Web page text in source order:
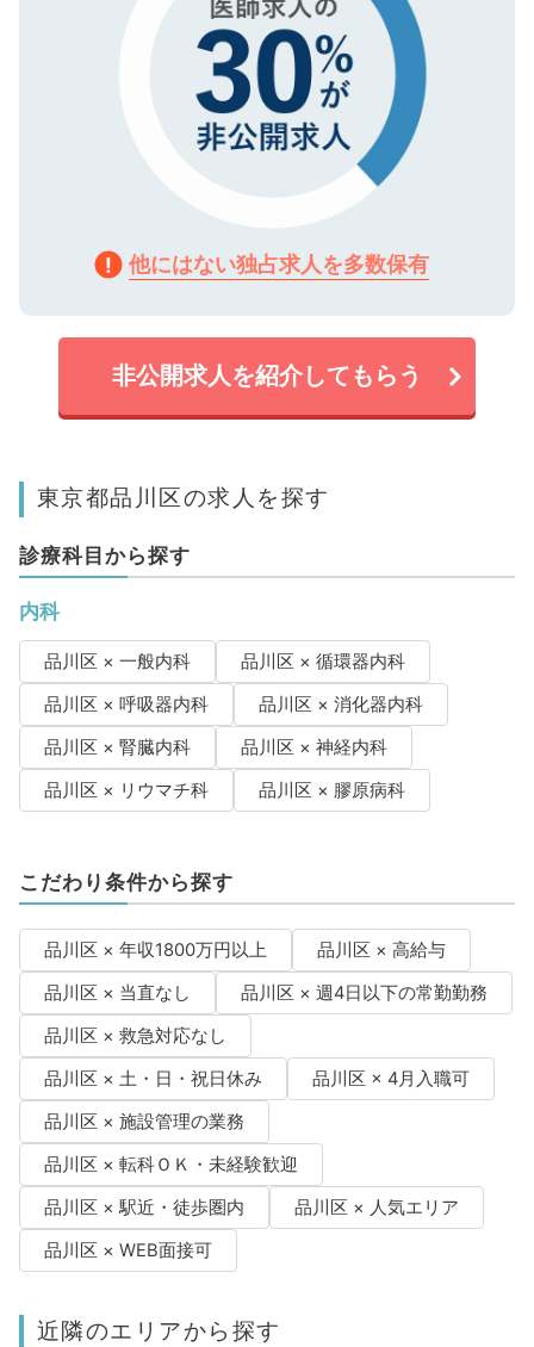
他にはない独占求人を多数保有
非公開求人を紹介してもらう
東京都品川区の求人を探す
診療科目から探す
内科
品川区 × 一般内科
品川区 × 循環器内科
品川区 × 呼吸器内科
品川区 × 消化器内科
品川区 × 腎臓内科
品川区 × 神経内科
品川区 × リウマチ科
品川区 × 膠原病科
こだわり条件から探す
品川区 × 年収1800万円以上
品川区 × 高給与
品川区 × 当直なし
品川区 × 週4日以下の常勤勤務
品川区 × 救急対応なし
品川区 × 土・日・祝日休み
品川区 × 4月入職可
品川区 × 施設管理の業務
品川区 × 転科ＯＫ・未経験歓迎
品川区 × 駅近・徒歩圏内
品川区 × 人気エリア
品川区 × WEB面接可
近隣のエリアから探す